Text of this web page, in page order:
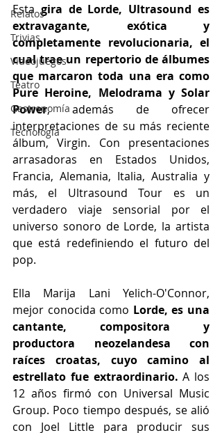
Relatos
Trivias
Videojuegos
Teatro
Gastronomía
Tecnología
Esta gira de Lorde, Ultrasound es
extravagante, exótica y
completamente revolucionaria, el
cual trae un repertorio de álbumes
que marcaron toda una era como
Pure Heroine, Melodrama y Solar
Power, además de ofrecer
interpretaciones de su más reciente
álbum, Virgin. Con presentaciones
arrasadoras en Estados Unidos,
Francia, Alemania, Italia, Australia y
más, el Ultrasound Tour es un
verdadero viaje sensorial por el
universo sonoro de Lorde, la artista
que está redefiniendo el futuro del
pop.
Ella Marija Lani Yelich-O'Connor,
mejor conocida como Lorde, es una
cantante, compositora y
productora neozelandesa con
raíces croatas, cuyo camino al
estrellato fue extraordinario. A los
12 años firmó con Universal Music
Group. Poco tiempo después, se alió
con Joel Little para producir sus